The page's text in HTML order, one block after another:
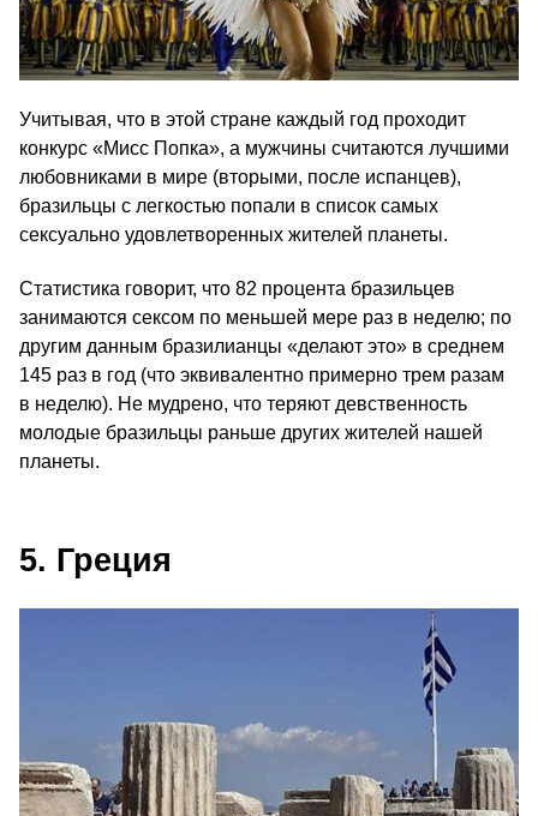
Учитывая, что в этой стране каждый год проходит
конкурс «Мисс Попка», а мужчины считаются лучшими
любовниками в мире (вторыми, после испанцев),
бразильцы с легкостью попали в список самых
сексуально удовлетворенных жителей планеты.
Статистика говорит, что 82 процента бразильцев
занимаются сексом по меньшей мере раз в неделю; по
другим данным бразилианцы «делают это» в среднем
145 раз в год (что эквивалентно примерно трем разам
в неделю). Не мудрено, что теряют девственность
молодые бразильцы раньше других жителей нашей
планеты.
5. Греция